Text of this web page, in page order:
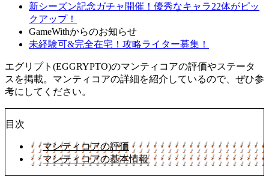
新シーズン記念ガチャ開催！優秀なキャラ22体がピッ
クアップ！
GameWithからのお知らせ
未経験可&完全在宅！攻略ライター募集！
エグリプト(EGGRYPTO)のマンティコアの評価やステータ
スを掲載。マンティコアの詳細を紹介しているので、ぜひ参
考にしてください。
目次
マンティコアの評価
マンティコアの基本情報